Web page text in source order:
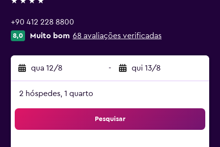
4 estrelas
+90 412 228 8800
8,0 Muito bom 68 avaliações verificadas
qua 12/8 - qui 13/8
2 hóspedes, 1 quarto
Pesquisar